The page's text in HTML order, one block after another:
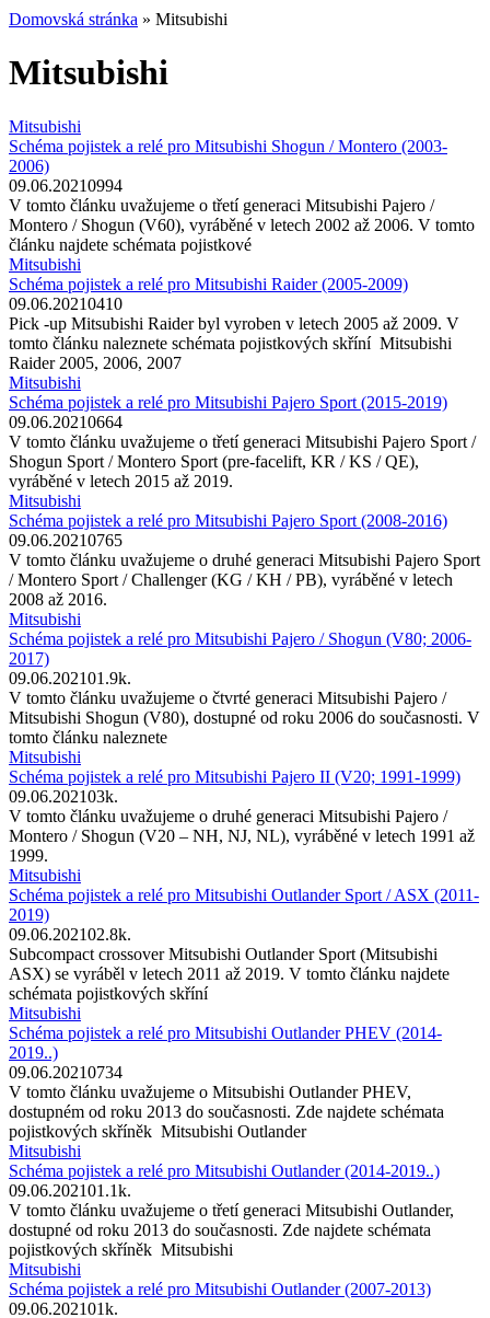
Domovská stránka » Mitsubishi
Mitsubishi
Mitsubishi
Schéma pojistek a relé pro Mitsubishi Shogun / Montero (2003-
2006)
09.06.20210994
V tomto článku uvažujeme o třetí generaci Mitsubishi Pajero /
Montero / Shogun (V60), vyráběné v letech 2002 až 2006. V tomto
článku najdete schémata pojistkové
Mitsubishi
Schéma pojistek a relé pro Mitsubishi Raider (2005-2009)
09.06.20210410
Pick -up Mitsubishi Raider byl vyroben v letech 2005 až 2009. V
tomto článku naleznete schémata pojistkových skříní Mitsubishi
Raider 2005, 2006, 2007
Mitsubishi
Schéma pojistek a relé pro Mitsubishi Pajero Sport (2015-2019)
09.06.20210664
V tomto článku uvažujeme o třetí generaci Mitsubishi Pajero Sport /
Shogun Sport / Montero Sport (pre-facelift, KR / KS / QE),
vyráběné v letech 2015 až 2019.
Mitsubishi
Schéma pojistek a relé pro Mitsubishi Pajero Sport (2008-2016)
09.06.20210765
V tomto článku uvažujeme o druhé generaci Mitsubishi Pajero Sport
/ Montero Sport / Challenger (KG / KH / PB), vyráběné v letech
2008 až 2016.
Mitsubishi
Schéma pojistek a relé pro Mitsubishi Pajero / Shogun (V80; 2006-
2017)
09.06.202101.9k.
V tomto článku uvažujeme o čtvrté generaci Mitsubishi Pajero /
Mitsubishi Shogun (V80), dostupné od roku 2006 do současnosti. V
tomto článku naleznete
Mitsubishi
Schéma pojistek a relé pro Mitsubishi Pajero II (V20; 1991-1999)
09.06.202103k.
V tomto článku uvažujeme o druhé generaci Mitsubishi Pajero /
Montero / Shogun (V20 – NH, NJ, NL), vyráběné v letech 1991 až
1999.
Mitsubishi
Schéma pojistek a relé pro Mitsubishi Outlander Sport / ASX (2011-
2019)
09.06.202102.8k.
Subcompact crossover Mitsubishi Outlander Sport (Mitsubishi
ASX) se vyráběl v letech 2011 až 2019. V tomto článku najdete
schémata pojistkových skříní
Mitsubishi
Schéma pojistek a relé pro Mitsubishi Outlander PHEV (2014-
2019..)
09.06.20210734
V tomto článku uvažujeme o Mitsubishi Outlander PHEV,
dostupném od roku 2013 do současnosti. Zde najdete schémata
pojistkových skříněk Mitsubishi Outlander
Mitsubishi
Schéma pojistek a relé pro Mitsubishi Outlander (2014-2019..)
09.06.202101.1k.
V tomto článku uvažujeme o třetí generaci Mitsubishi Outlander,
dostupné od roku 2013 do současnosti. Zde najdete schémata
pojistkových skříněk Mitsubishi
Mitsubishi
Schéma pojistek a relé pro Mitsubishi Outlander (2007-2013)
09.06.202101k.